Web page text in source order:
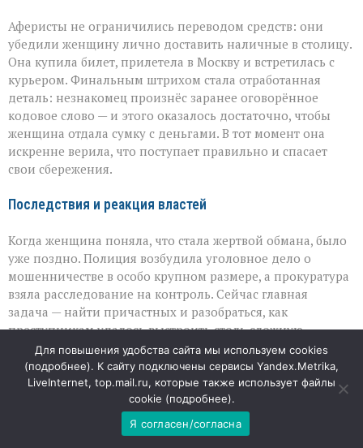
Аферисты не ограничились переводом средств: они
убедили женщину лично доставить наличные в столицу.
Она купила билет, прилетела в Москву и встретилась с
курьером. Финальным штрихом стала отработанная
деталь: незнакомец произнёс заранее оговорённое
кодовое слово — и этого оказалось достаточно, чтобы
женщина отдала сумку с деньгами. В тот момент она
искренне верила, что поступает правильно и спасает
свои сбережения.
Последствия и реакция властей
Когда женщина поняла, что стала жертвой обмана, было
уже поздно. Полиция возбудила уголовное дело о
мошенничестве в особо крупном размере, а прокуратура
взяла расследование на контроль. Сейчас главная
задача — найти причастных и разобраться, как
преступникам удалось выстроить столь сложную
цепочку манипуляций. Но не менее важно, что эта
история вновь напоминает: мошенники специально
выбирают темы, которые вызывают сильные эмоции — от
радости до паники, — и используют их, чтобы лишить
человека способности критически оценивать
Для повышения удобства сайта мы используем cookies
(подробнее). К сайту подключены сервисы Yandex.Metrika,
LiveInternet, top.mail.ru, которые также использует файлы
cookie (подробнее).
Я согласен/согласна